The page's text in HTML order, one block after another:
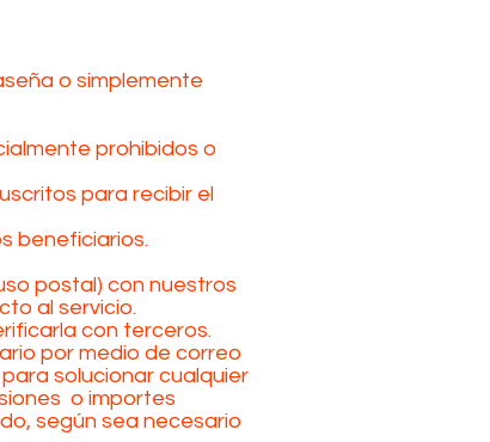
o simplemente
prohibidos o
para recibir el
beneficiarios.
postal) con nuestros
al servicio.
con terceros.
por medio de correo
solucionar cualquier
o importes
según sea necesario